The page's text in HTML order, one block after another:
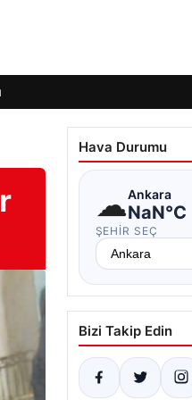
Hava Durumu
☁Ankara
NaN°C
ŞEHIR SEÇ
Bizi Takip Edin